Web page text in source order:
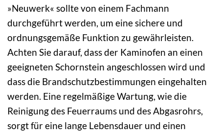
»Neuwerk« sollte von einem Fachmann
durchgeführt werden, um eine sichere und
ordnungsgemäße Funktion zu gewährleisten.
Achten Sie darauf, dass der Kaminofen an einen
geeigneten Schornstein angeschlossen wird und
dass die Brandschutzbestimmungen eingehalten
werden. Eine regelmäßige Wartung, wie die
Reinigung des Feuerraums und des Abgasrohrs,
sorgt für eine lange Lebensdauer und einen